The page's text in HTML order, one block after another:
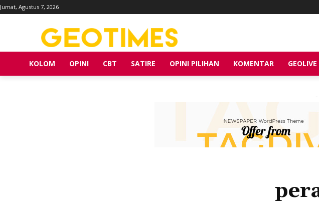
Jumat, Agustus 7, 2026
KOLOM OPINI CBT SATIRE OPINI PILIHAN KOMENTAR GEOLIVE
-